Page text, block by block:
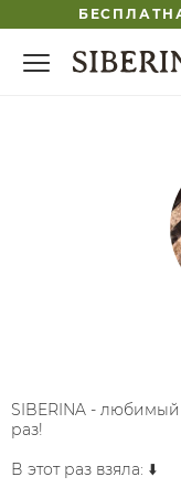
SIBERINA -
раз!
В этот раз взяла: ⬇️